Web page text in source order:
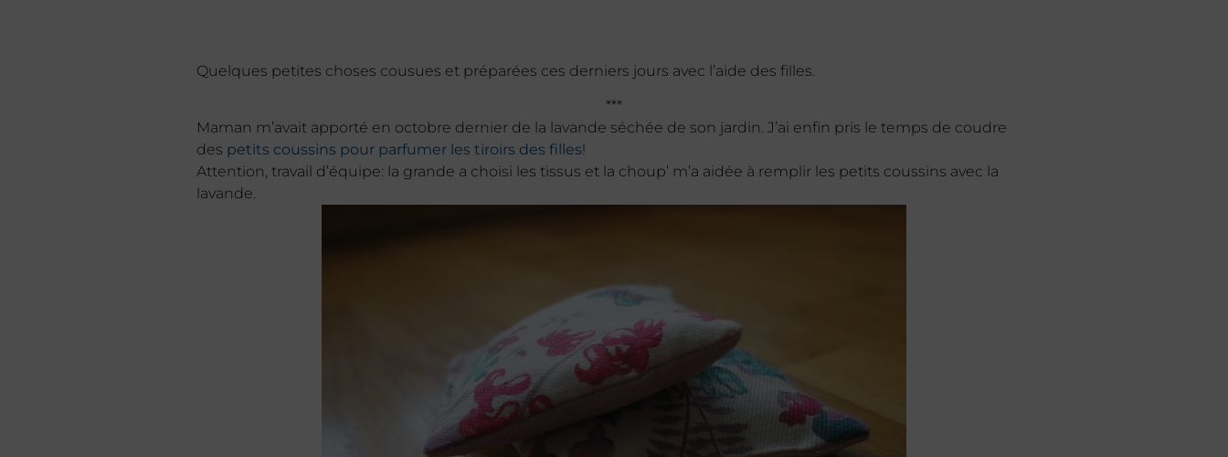
Quelques petites choses cousues et préparées ces derniers jours avec l’aide des filles.
***
Maman m’avait apporté en octobre dernier de la lavande séchée de son jardin. J’ai enfin pris le temps de coudre
des petits coussins pour parfumer les tiroirs des filles!
Attention, travail d’équipe: la grande a choisi les tissus et la choup’ m’a aidée à remplir les petits coussins avec la
lavande.